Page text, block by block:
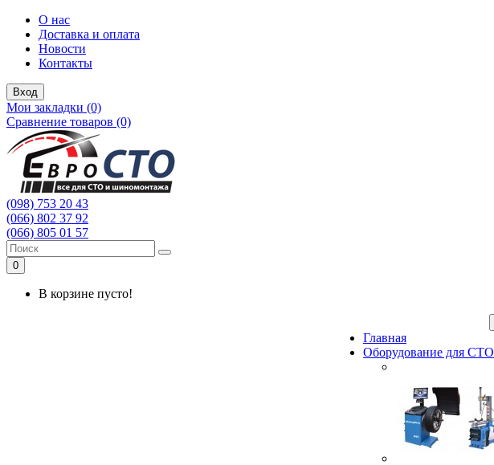
О нас
Доставка и оплата
Новости
Контакты
Вход
Мои закладки (0)
Сравнение товаров (0)
(098) 753 20 43
(066) 802 37 92
(066) 805 01 57
0
В корзине пусто!
Главная
Oбopудoвaниe для CTO